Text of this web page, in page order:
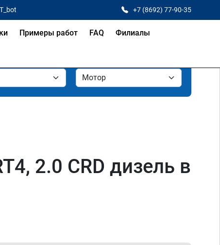
+7 (8692) 77-90-35
Примеры работ FAQ Филиалы
2.0 CRD дизель в